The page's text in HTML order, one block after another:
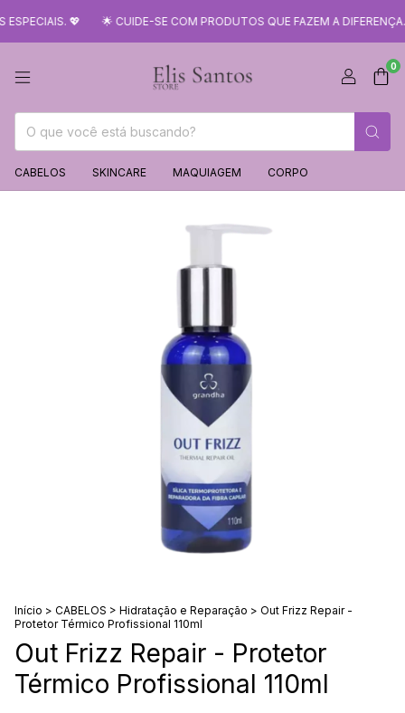
💖 🌟 CUIDE-SE COM PRODUTOS QUE FAZEM A DIFERENÇA.
0
CABELOS SKINCARE MAQUIAGEM CORPO
Início > CABELOS > Hidratação e Reparação > Out Frizz Repair -
Protetor Térmico Profissional 110ml
Out Frizz Repair - Protetor
Térmico Profissional 110ml